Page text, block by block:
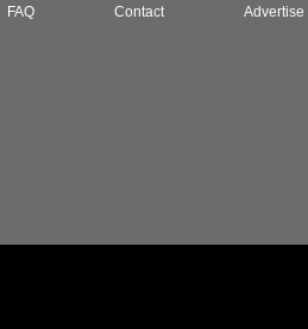
FAQ Contact Advertise